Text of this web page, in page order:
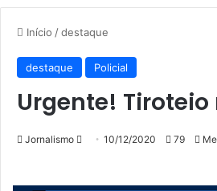
Início /destaque
destaque Policial
Urgente! Tiroteio
Jornalismo
Mande10/12/2020 79